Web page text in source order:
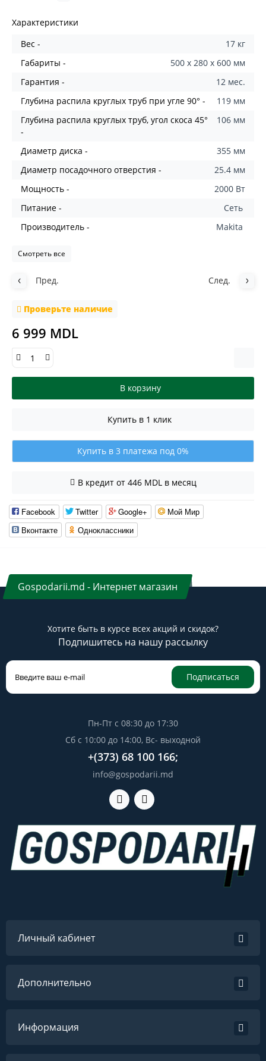
Характеристики
Вес -
17 кг
Габариты -
500 x 280 x 600 мм
Гарантия -
12 мес.
Глубина распила круглых труб при угле 90° -
119 мм
Глубина распила круглых труб, угол скоса 45°
-
106 мм
Диаметр диска -
355 мм
Диаметр посадочного отверстия -
25.4 мм
Мощность -
2000 Вт
Питание -
Сеть
Производитель -
Makita
Смотреть все
Пред. След.
Проверьте наличие
6 999 MDL
В корзину
Купить в 1 клик
Купить в 3 платежа под 0%
В кредит от 446 MDL в месяц
Facebook Twitter Google+
Мой Мир
Вконтакте
Одноклассники
Gospodarii.md - Интернет магазин
Хотите быть в курсе всех акций и скидок?
Подпишитесь на нашу рассылку
Подписаться
Пн-Пт с 08:30 до 17:30
Сб с 10:00 до 14:00, Вс- выходной
+(373) 68 100 166;
info@gospodarii.md
Личный кабинет
Дополнительно
Информация